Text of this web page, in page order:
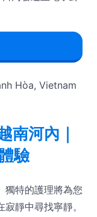
Hòa, Vietnam
南河內｜
驗
獨特的護理將為您
靜中尋找寧靜。